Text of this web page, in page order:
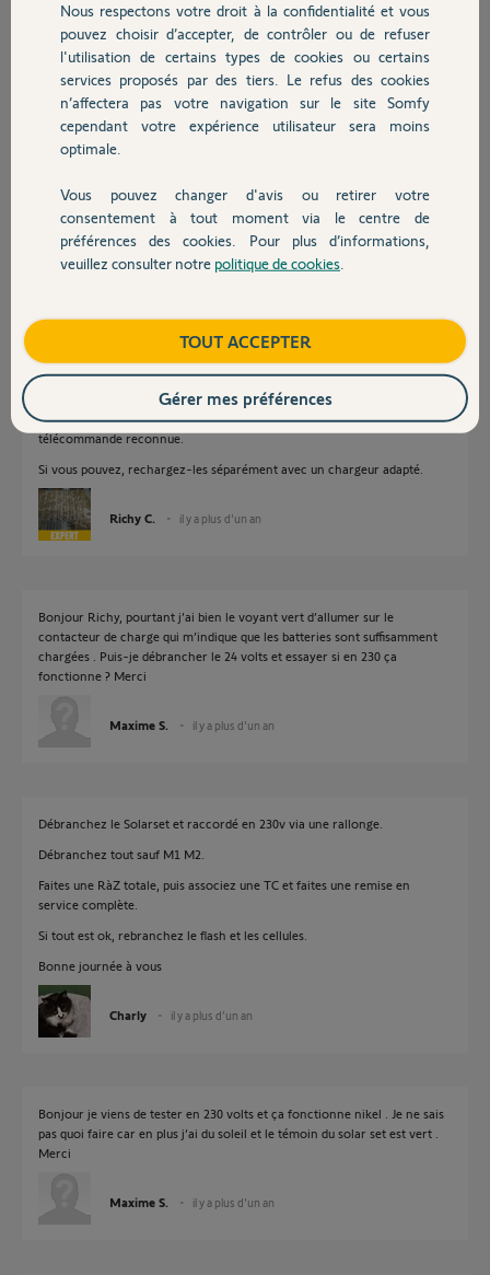
Chauffage
Autres produits
Devis avec un pro
Contact
rebranché les fils. De plus je n'ai pas
encore branché le gyrophare ni les cellules. Voici la photo. merci à
Maxime S.
Participer au fil de discussion
Mesurez la tension de chaque batterie en veille et pendant l'appui sur une
télécommande reconnue.
Si vous pouvez, rechargez-les séparément avec un chargeur adapté.
Richy C. il y a plus d'un an
Bonjour Richy, pourtant j’ai bien le voyant vert d’allumer sur le
contacteur de charge qui m’indique que les batteries sont suffisamment
chargées . Puis-je débrancher le 24 volts et essayer si en 230 ça
fonctionne ? Merci
Maxime S. il y a plus d'un an
Débranchez le Solarset et raccordé en 230v via une rallonge.
Débranchez tout sauf M1 M2.
Faites une RàZ totale, puis associez une TC et faites une remise en
service complète.
Si tout est ok, rebranchez le flash et les cellules.
Bonne journée à vous
Charly il y a plus d'un an
Bonjour je viens de tester en 230 volts et ça fonctionne nikel . Je ne sais
pas quoi faire car en plus j’ai du soleil et le témoin du solar set est vert .
Merci
Maxime S. il y a plus d'un an
Nous respectons votre droit à la confidentialité et vous
pouvez choisir d’accepter, de contrôler ou de refuser
l'utilisation de certains types de cookies ou certains
services proposés par des tiers. Le refus des cookies
n’affectera pas votre navigation sur le site Somfy
cependant votre expérience utilisateur sera moins
optimale.
Vous pouvez changer d'avis ou retirer votre
consentement à tout moment via le centre de
préférences des cookies. Pour plus d’informations,
veuillez consulter notre politique de cookies
TOUT ACCEPTER
Gérer mes préférences